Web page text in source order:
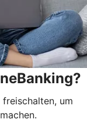
freischalten, um